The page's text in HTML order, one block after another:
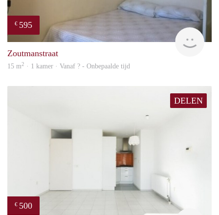
€ 595
Zoutmanstraat
15 m2 · 1 kamer · Vanaf ? - Onbepaalde tijd
DELEN
€ 500